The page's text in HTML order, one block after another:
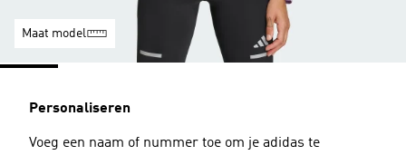
Maat model
Personaliseren
Voeg een naam of nummer toe om je adidas te